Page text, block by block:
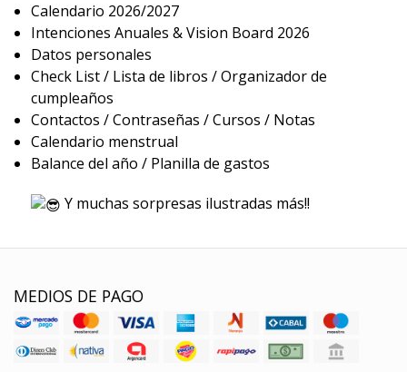
Calendario 2026/2027
Intenciones Anuales & Vision Board 2026
Datos personales
Check List / Lista de libros / Organizador de
cumpleaños
Contactos / Contraseñas / Cursos / Notas
Calendario menstrual
Balance del año / Planilla de gastos
Y muchas sorpresas ilustradas más!!
MEDIOS DE PAGO